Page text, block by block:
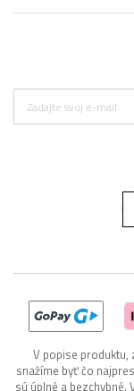
V popise produktu,
snažíme byť čo
sú úplné a